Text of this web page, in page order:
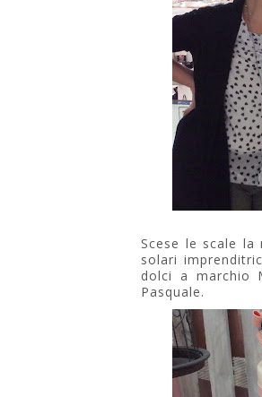
Scese le scale
solari
dolci a marchio
Pasquale.